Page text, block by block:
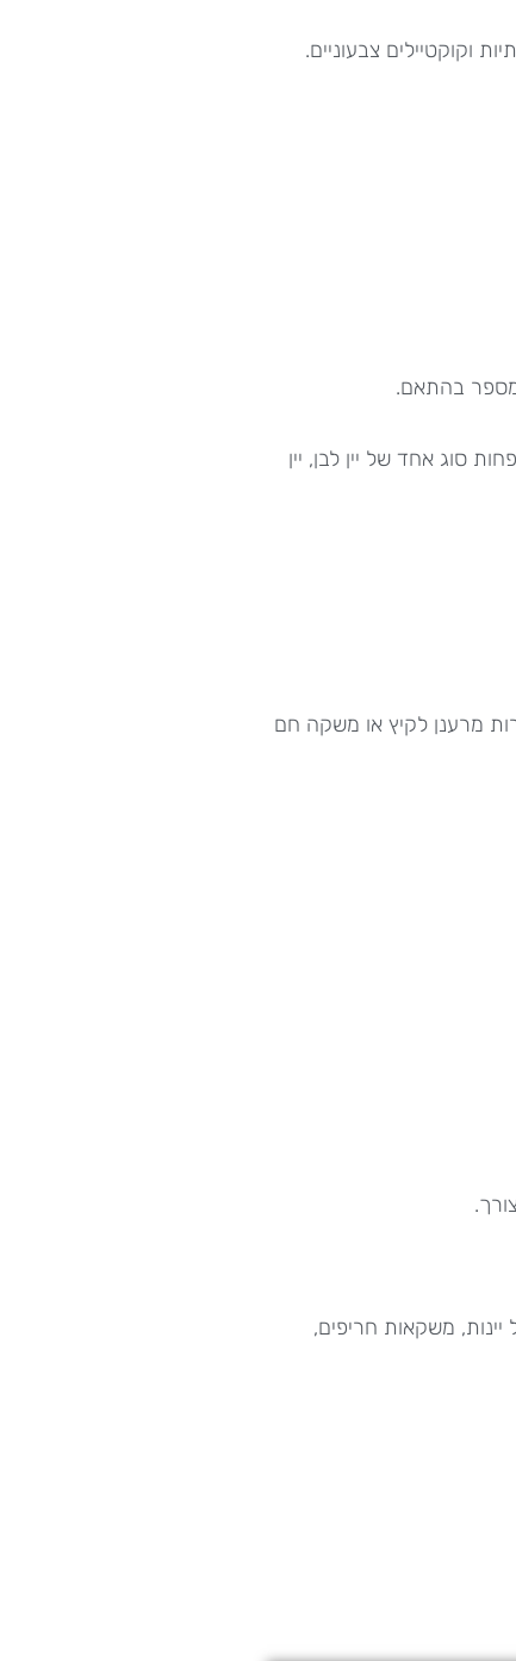
וקוקטיילים צבעוניים.
בהתאם.
סוג אחד של יין לבן, יין
מרענן לקיץ או משקה חם
משקאות חריפים,